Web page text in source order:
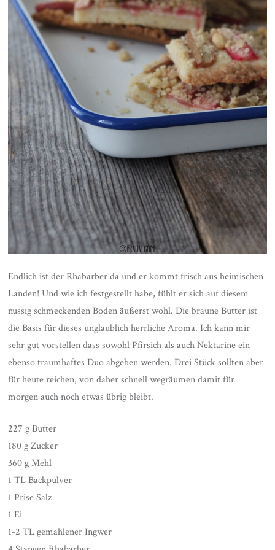
Endlich ist der Rhabarber da und er kommt frisch aus heimischen
Landen! Und wie ich festgestellt habe, fühlt er sich auf diesem
nussig schmeckenden Boden äußerst wohl. Die braune Butter ist
die Basis für dieses unglaublich herrliche Aroma. Ich kann mir
sehr gut vorstellen dass sowohl Pfirsich als auch Nektarine ein
ebenso traumhaftes Duo abgeben werden. Drei Stück sollten aber
für heute reichen, von daher schnell wegräumen damit für
morgen auch noch etwas übrig bleibt.
227 g Butter
180 g Zucker
360 g Mehl
1 TL Backpulver
1 Prise Salz
1 Ei
1-2 TL gemahlener Ingwer